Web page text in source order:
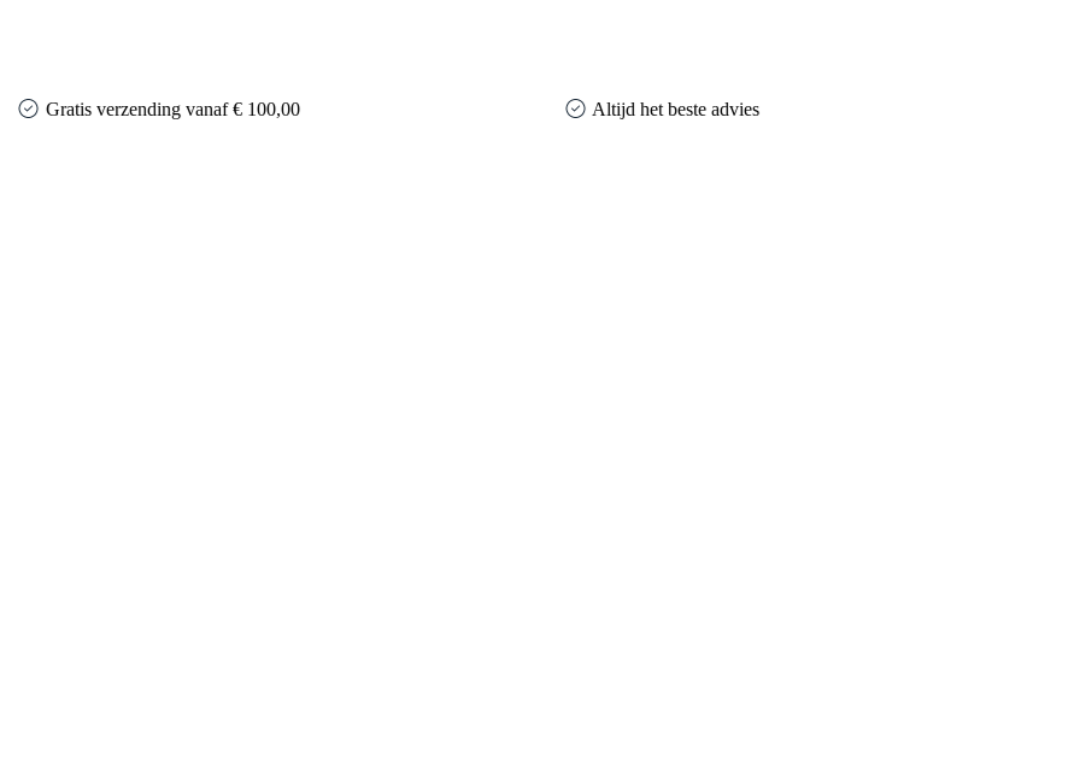
Gratis verzending vanaf € 100,00 Altijd het beste advies